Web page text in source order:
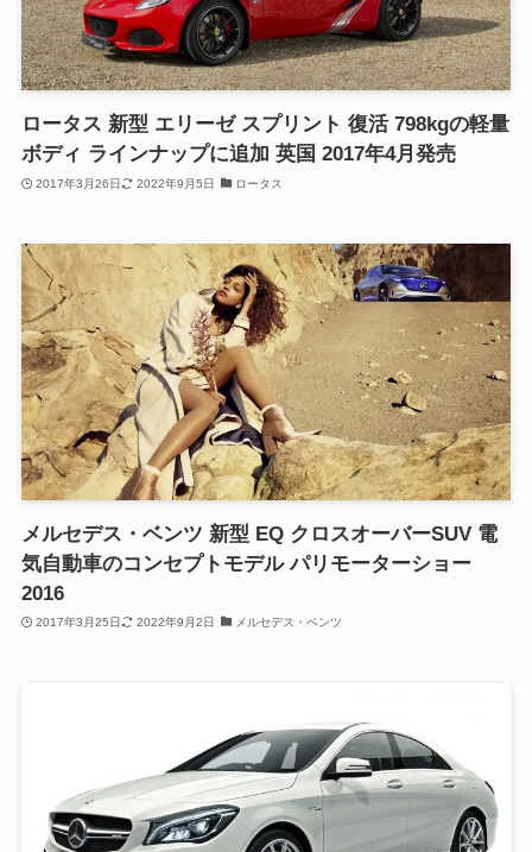
ロータス 新型 エリーゼ スプリント 復活 798kgの軽量
ボディ ラインナップに追加 英国 2017年4月発売
2017年3月26日 2022年9月5日 ロータス
メルセデス・ベンツ 新型 EQ クロスオーバーSUV 電
気自動車のコンセプトモデル パリモーターショー
2016
2017年3月25日 2022年9月2日 メルセデス・ベンツ